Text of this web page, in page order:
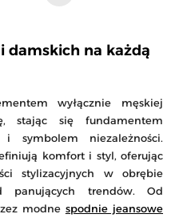
damskich na każdą
wyłącznie męskiej
stając się fundamentem
symbolem niezależności.
komfort i styl, oferując
stylizacyjnych w obrębie
panujących trendów. Od
modne spodnie jeansowe